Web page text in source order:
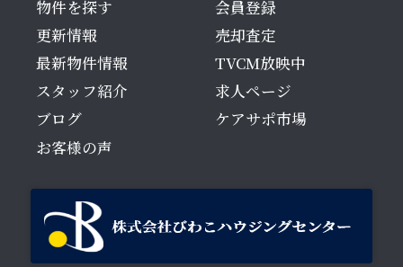
物件を探す
更新情報
最新物件情報
スタッフ紹介
ブログ
お客様の声
会員登録
売却査定
TVCM放映中
求人ページ
ケアサポ市場